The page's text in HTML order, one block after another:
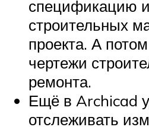
спецификацию
строительных
проекта. А
чертежи
ремонта.
Ещё в Archicad
отслеживать